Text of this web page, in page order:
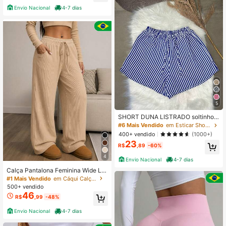
Envio Nacional 4-7 dias
4
Calça Pantalona Feminina Wide Le
g Tecido Anarruga Premium Cintura
Alta Com Bolso
#1 Mais Vendido
em Cáqui Calças casuais
500+ vendido
R$46 ,99 -48%
Envio Nacional 4-7 dias
5
SHORT DUNA LISTRADO soltinho c
urto casual tendencia modinha tren
d fashion elegante verão
#6 Mais Vendido
em Esticar Shorts Femininos
400+ vendido
(1000+)
R$23 ,89 -60%
Envio Nacional 4-7 dias